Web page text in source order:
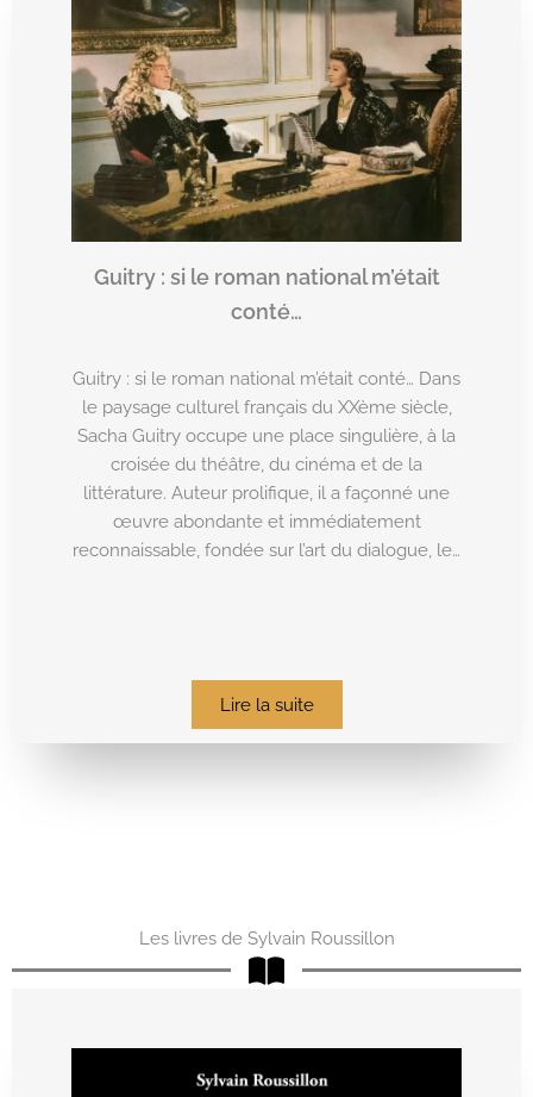
Guitry : si le roman national m’était
conté…
Guitry : si le roman national m’était conté… Dans
le paysage culturel français du XXème siècle,
Sacha Guitry occupe une place singulière, à la
croisée du théâtre, du cinéma et de la
littérature. Auteur prolifique, il a façonné une
œuvre abondante et immédiatement
reconnaissable, fondée sur l’art du dialogue, le…
Lire la suite
Les livres de Sylvain Roussillon